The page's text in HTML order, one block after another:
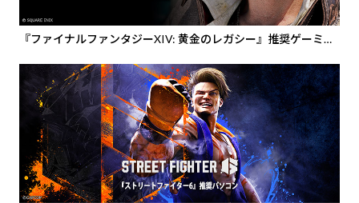
『ファイナルファンタジーXIV: 黄金のレガシー』推奨ゲーミン